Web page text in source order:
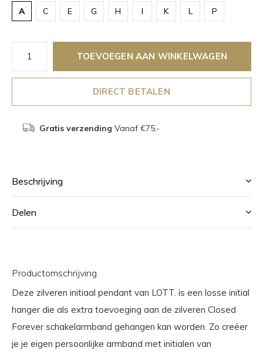
A C E G H I K L P
TOEVOEGEN AAN WINKELWAGEN
DIRECT BETALEN
Gratis verzending Vanaf €75,-
Beschrijving
Delen
Productomschrijving
Deze zilveren initiaal pendant van LOTT. is een losse initial
hanger die als extra toevoeging aan de zilveren Closed
Forever schakelarmband gehangen kan worden. Zo creëer
je je eigen persoonlijke armband met initialen van